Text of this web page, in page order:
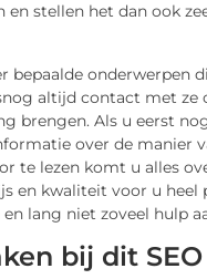
en stellen het dan ook
bepaalde onderwerpen
altijd contact met ze
brengen. Als u eerst
over de manier
te lezen komt u alles
en kwaliteit voor u
lang niet zoveel hulp
bij dit